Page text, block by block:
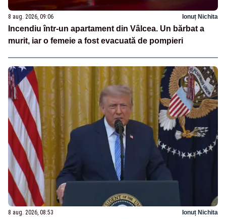
8 aug. 2026, 09:06 Ionuț Nichita
Incendiu într-un apartament din Vâlcea. Un bărbat a
murit, iar o femeie a fost evacuată de pompieri
8 aug. 2026, 08:53 Ionuț Nichita